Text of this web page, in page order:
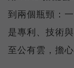
到兩個瓶頸：
是專利、技術
至公有雲，擔